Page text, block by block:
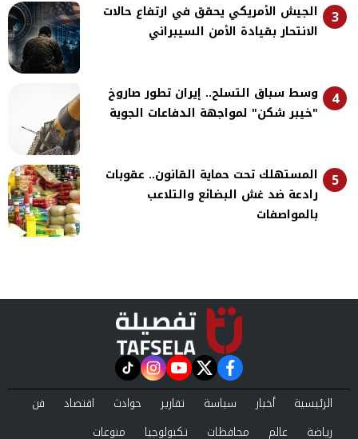
3
الجيش الأمريكي يحقق في ارتفاع حالات
الانتحار بقيادة الأمن السيبراني
4
وسط سباق التسلح.. إيران تطور صاروخ
"خيبر شكن" لمواجهة الدفاعات الجوية
5
المستهلك تحت حماية القانون.. عقوبات
رادعة ضد غش البضائع والتلاعب
بالمواصفات
facebook
twitter
youtube
instagram
tiktok
الرئيسية أخبار سياسة تقارير حوادث اقتصاد
فن
رياضة
عالم محافظات تكنولوجيا منوعات